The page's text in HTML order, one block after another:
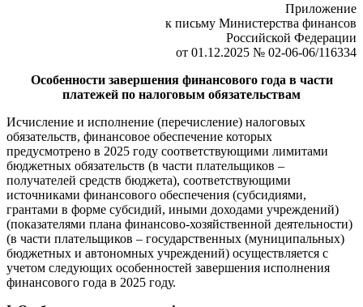
Приложение
к письму Министерства финансов
Российской Федерации
от 01.12.2025 № 02-06-06/116334
Особенности завершения финансового года в части
платежей по налоговым обязательствам
Исчисление и исполнение (перечисление) налоговых
обязательств, финансовое обеспечение которых
предусмотрено в 2025 году соответствующими лимитами
бюджетных обязательств (в части плательщиков –
получателей средств бюджета), соответствующими
источниками финансового обеспечения (субсидиями,
грантами в форме субсидий, иными доходами учреждений)
(показателями плана финансово-хозяйственной деятельности)
(в части плательщиков – государственных (муниципальных)
бюджетных и автономных учреждений) осуществляется с
учетом следующих особенностей завершения исполнения
финансового года в 2025 году.